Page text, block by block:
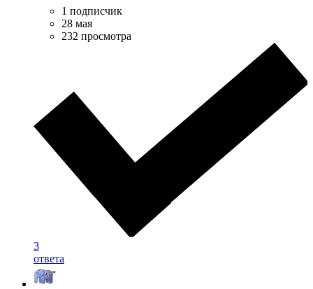
1 подписчик
28 мая
232 просмотра
3
ответа